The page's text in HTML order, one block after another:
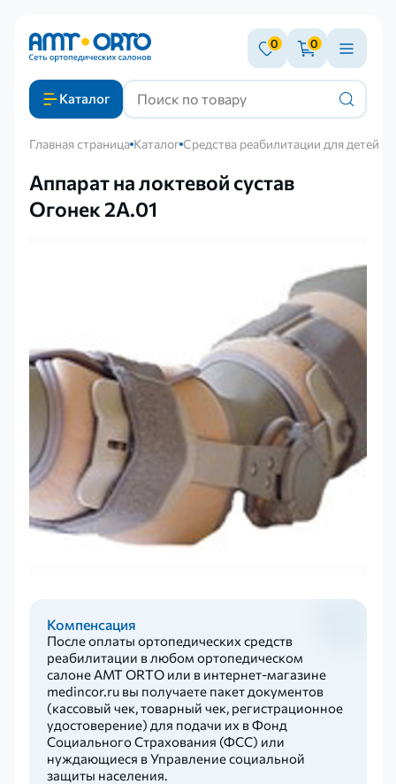
0 0
Каталог
Главная страница Каталог Средства реабилитации для детей
Аппарат на локтевой сустав
Огонек 2А.01
Компенсация
После оплаты ортопедических средств
реабилитации в любом ортопедическом
салоне AMT ORTO или в интернет-магазине
medincor.ru вы получаете пакет документов
(кассовый чек, товарный чек, регистрационное
удостоверение) для подачи их в Фонд
Социального Страхования (ФСС) или
нуждающиеся в Управление социальной
защиты населения.